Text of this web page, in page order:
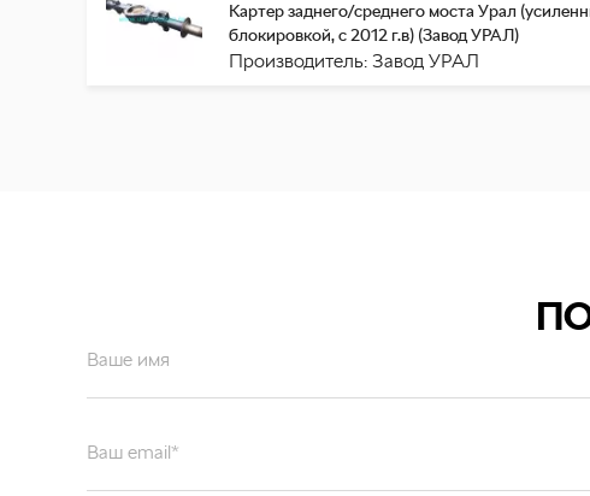
Картер заднего/среднего моста Урал
блокировкой, с 2012 г.в) (Завод УРАЛ)
Производитель: Завод УРАЛ
Ваше имя
Отправляя форму вы подтверждаете согласие с